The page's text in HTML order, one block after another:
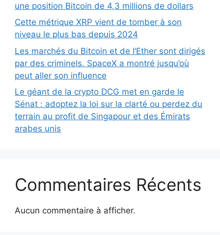
une position Bitcoin de 4,3 millions de dollars
Cette métrique XRP vient de tomber à son
niveau le plus bas depuis 2024
Les marchés du Bitcoin et de l’Ether sont dirigés
par des criminels. SpaceX a montré jusqu’où
peut aller son influence
Le géant de la crypto DCG met en garde le
Sénat : adoptez la loi sur la clarté ou perdez du
terrain au profit de Singapour et des Émirats
arabes unis
Commentaires Récents
Aucun commentaire à afficher.